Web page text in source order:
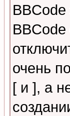
очень
[ и ], а